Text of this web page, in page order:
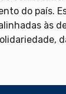
do país.
às